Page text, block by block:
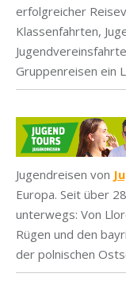
erfolgreicher
Klassenfahrten,
Gruppenreisen ein
Jugendreisen von
Europa. Seit über
unterwegs: Von
Rügen und den
der polnischen